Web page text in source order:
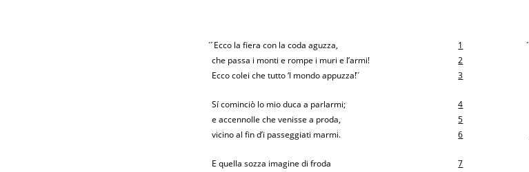
́ ́Ecco la fiera con la coda aguzza, 1
che passa i monti e rompe i muri e l’armi!
2
Ecco colei che tutto ‘l mondo appuzza! ́ ́
3
Sí cominciò lo mio duca a parlarmi; 4
e accennolle che venisse a proda,
5
vicino al fin d’i passeggiati marmi.
6
E quella sozza imagine di froda 7